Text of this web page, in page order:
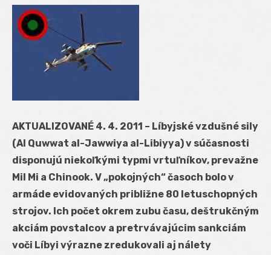
AKTUALIZOVANÉ 4. 4. 2011 – Líbyjské vzdušné sily
(Al Quwwat al-Jawwiya al-Libiyya) v súčasnosti
disponujú niekoľkými typmi vrtuľníkov, prevažne
Mil Mi a Chinook. V „pokojných“ časoch bolo v
armáde evidovaných približne 80 letuschopných
strojov. Ich počet okrem zubu času, deštrukčným
akciám povstalcov a pretrvávajúcim sankciám
voči Líbyi výrazne zredukovali aj nálety